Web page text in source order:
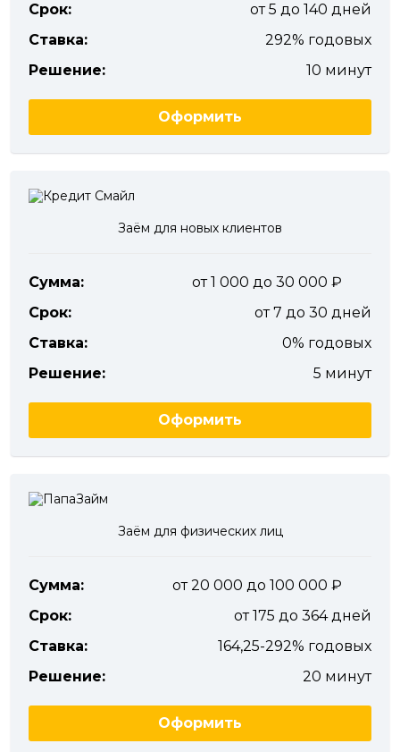
Срок:
от 5 до 140 дней
Ставка:
292% годовых
Решение:
10 минут
Оформить
Заём для новых клиентов
Сумма:
от 1 000 до 30 000
Срок:
от 7 до 30 дней
Ставка:
0% годовых
Решение:
5 минут
Оформить
Заём для физических лиц
Сумма:
от 20 000 до 100 000
Срок:
от 175 до 364 дней
Ставка:
164,25-292% годовых
Решение:
20 минут
Оформить